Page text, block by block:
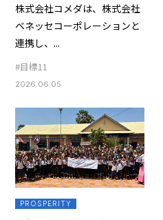
株式会社コメダは、株式会社
ベネッセコーポレーションと
連携し、...
#目標11
2026.06.05
PROSPERITY